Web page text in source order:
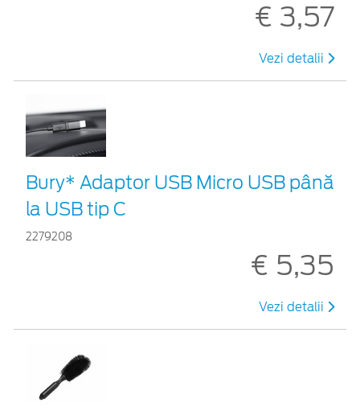
€ 3,57
Vezi detalii
Bury* Adaptor USB Micro USB până
la USB tip C
2279208
€ 5,35
Vezi detalii